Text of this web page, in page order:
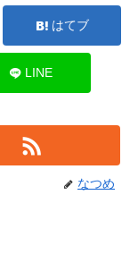
はてブ
LINE
なつめ